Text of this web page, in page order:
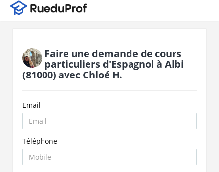
Faire une demande de cours
particuliers d'Espagnol à Albi
(81000)avec Chloé H.
Email
Téléphone